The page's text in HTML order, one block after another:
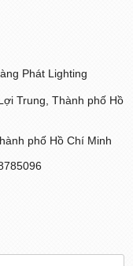
Phát Lighting
Trung, Thành phố Hồ
phố Hồ Chí Minh